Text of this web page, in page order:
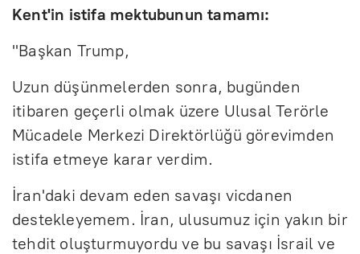
Kent'in istifa mektubunun tamamı:
"Başkan Trump,
Uzun düşünmelerden sonra, bugünden
itibaren geçerli olmak üzere Ulusal Terörle
Mücadele Merkezi Direktörlüğü görevimden
istifa etmeye karar verdim.
İran'daki devam eden savaşı vicdanen
destekleyemem. İran, ulusumuz için yakın bir
tehdit oluşturmuyordu ve bu savaşı İsrail ve